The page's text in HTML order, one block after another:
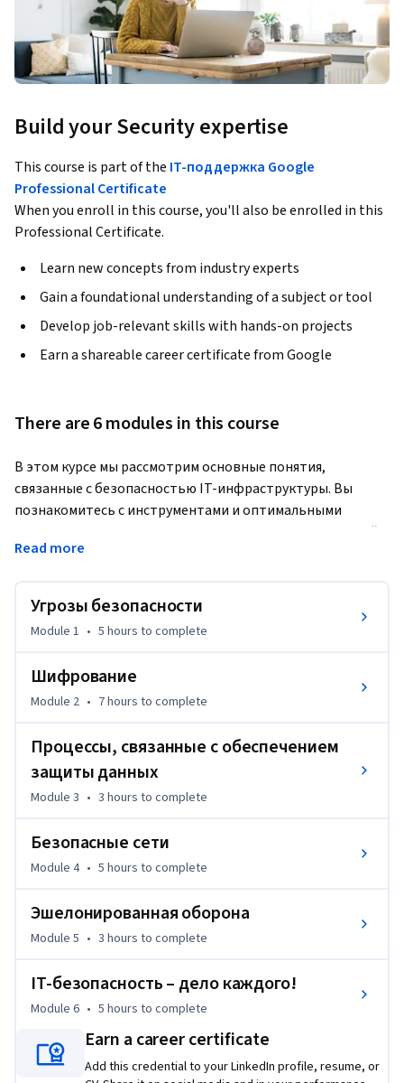
Build your Security expertise
This course is part of the IT-поддержка Google
Professional Certificate
When you enroll in this course, you'll also be enrolled in this
Professional Certificate.
Learn new concepts from industry experts
Gain a foundational understanding of a subject or tool
Develop job-relevant skills with hands-on projects
Earn a shareable career certificate from Google
There are 6 modules in this course
В этом курсе мы рассмотрим основные понятия,
связанные с безопасностью IT-инфраструктуры. Вы
познакомитесь с инструментами и оптимальными
методами, позволяющими поддерживать достаточный
уровень защиты. Мы расскажем об угрозах и атаках, а
общее представление об алгоритмах шифрования и их
использовании для защиты данных. Мы расскажем о трех
ключевых процессах защиты данных: аутентификации,
безопасности – от брандмауэров до шифрования Wi-Fi.
Мы рассмотрим модель защиты Chrome OS. В конце курса
углубленную архитектуру безопасности. Наши
рекомендации помогут вам привнести культуру
безопасности в свою организацию или команду.
● разбираться в работе алгоритмов и методов
шифрования, а также знать обо всех их преимуществах и
● ориентироваться в системах и типах аутентификации;
● отличать аутентификацию от авторизации;
● оценивать потенциальные риски и предлагать
способы их снижения;
● применять полученные знания для улучшения защиты
сетей;
● рассказывать окружающим о сетевой безопасности и
помогать им защищать свои данные.
Read more
Угрозы безопасности
Module 1 • 5 hours to complete
Шифрование
Module 2 • 7 hours to complete
Процессы, связанные с обеспечением
защиты данных
Module 3 • 3 hours to complete
Безопасные сети
Module 4 • 5 hours to complete
Эшелонированная оборона
Module 5 • 3 hours to complete
IT-безопасность – дело каждого!
Module 6 • 5 hours to complete
Earn a career certificate
Add this credential to your LinkedIn profile, resume, or